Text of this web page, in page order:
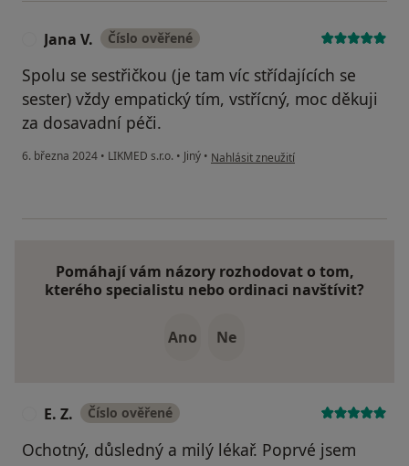
Jana V. Číslo ověřené
Spolu se sestřičkou (je tam víc střídajících se
sester) vždy empatický tím, vstřícný, moc děkuji
za dosavadní péči.
6. března 2024 • LIKMED s.r.o. • Jiný • podle názoru uživatele Jana V.
Nahlásit zneužití
Pomáhají vám názory rozhodovat o tom,
kterého specialistu nebo ordinaci navštívit?
Ano Ne
E. Z. Číslo ověřené
Ochotný, důsledný a milý lékař. Poprvé jsem